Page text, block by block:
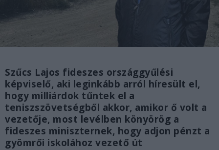
Szűcs Lajos fideszes országgyűlési
képviselő, aki leginkább arról híresült el,
hogy milliárdok tűntek el a
teniszszövetségből akkor, amikor ő volt a
vezetője, most levélben könyörög a
fideszes miniszternek, hogy adjon pénzt a
gyömrői iskolához vezető út